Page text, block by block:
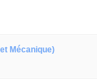
Mécanique)